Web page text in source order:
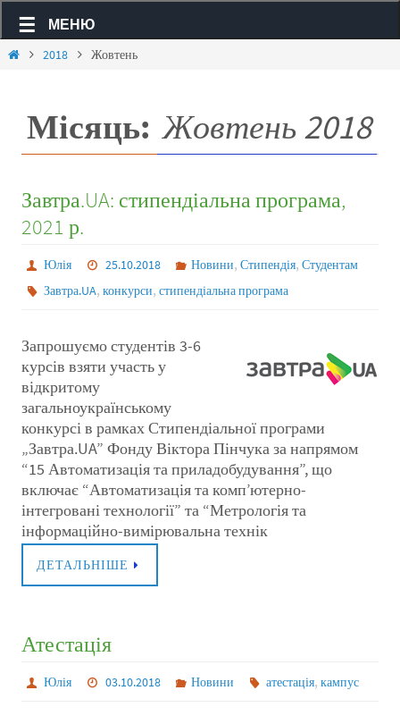
МЕНЮ
2018 Жовтень
Місяць: Жовтень 2018
Завтра.UA: стипендіальна програма,
2021 р.
Юлія 25.10.2018 Новини, Стипендія, Студентам
Завтра.UA,конкурси,стипендіальна програма
Запрошуємо студентів 3-6
курсів взяти участь у
відкритому
загальноукраїнському
конкурсі в рамках Стипендіальної програми
„Завтра.UA” Фонду Віктора Пінчука за напрямом
“15 Автоматизація та приладобудування”, що
включає “Автоматизація та комп’ютерно-
інтегровані технології” та “Метрологія та
інформаційно-вимірювальна технік
ДЕТАЛЬНІШЕ
Атестація
Юлія 03.10.2018 Новини атестація,кампус